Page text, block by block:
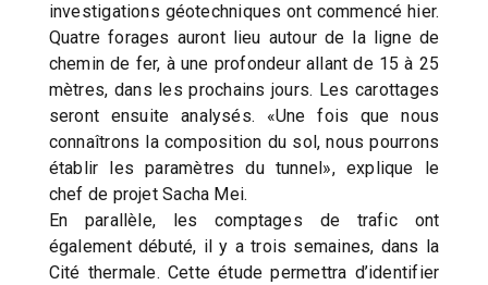
investigations géotechniques ont commencé hier.
Quatre forages auront lieu autour de la ligne de
chemin de fer, à une profondeur allant de 15 à 25
mètres, dans les prochains jours. Les carottages
seront ensuite analysés. «Une fois que nous
connaîtrons la composition du sol, nous pourrons
établir les paramètres du tunnel», explique le
chef de projet Sacha Mei.
En parallèle, les comptages de trafic ont
également débuté, il y a trois semaines, dans la
Cité thermale. Cette étude permettra d’identifier